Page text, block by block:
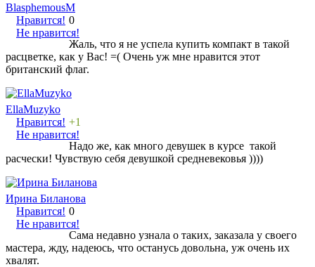
BlasphemousM
Нравится!
Не нравится!
0
Жаль, что я не успела купить компакт в такой
расцветке, как у Вас! =( Очень уж мне нравится этот
британский флаг.
EllaMuzyko
Нравится!
Не нравится!
+1
Надо же, как много девушек в курсе такой
расчески! Чувствую себя девушкой средневековья ))))
Ирина Биланова
Нравится!
Не нравится!
0
Сама недавно узнала о таких, заказала у своего
мастера, жду, надеюсь, что останусь довольна, уж очень их
хвалят.